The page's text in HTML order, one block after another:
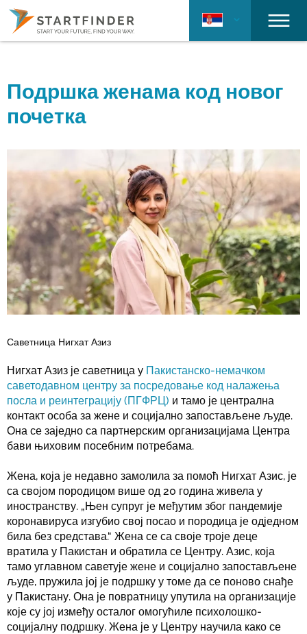
Подршка женама код новог
почетка
Саветница Нигхат Азиз
Нигхат Азиз је саветница у Пакистанско-немачком
саветодавном центру за посредовање код налажења
посла и реинтеграцију (ПГФРЦ) и тамо је централна
контакт особа за жене и социјално запостављене људе.
Она се заједно са партнерским организацијама Центра
бави њиховим посебним потребама.
Жена, која је недавно замолила за помоћ Нигхат Азис, је
са својом породицом више од 20 година живела у
иностранству. „Њен супруг је међутим због пандемије
коронавируса изгубио свој посао и породица је одједном
била без средстава.“ Жена се са своје троје деце
вратила у Пакистан и обратила се Центру. Азис, која
тамо углавном саветује жене и социјално запостављене
људе, пружила јој је подршку у томе да се поново снађе
у Пакистану. Она је повратницу упутила на организације
које су јој између осталог омогућиле психолошко-
социјалну подршку. Жена је у Центру научила како се